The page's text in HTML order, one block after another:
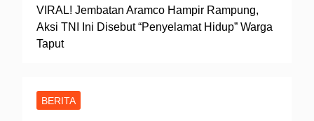
VIRAL! Jembatan Aramco Hampir Rampung,
Aksi TNI Ini Disebut “Penyelamat Hidup” Warga
Taput
BERITA